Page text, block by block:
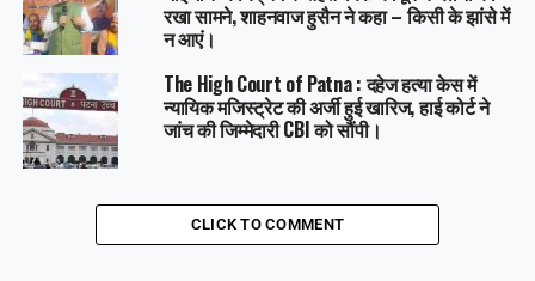
रखा सामने, शाहनवाज हुसैन ने कहा – किसी के झांसे में
न आएं।
The High Court of Patna : दहेज हत्या केस में
न्यायिक मजिस्ट्रेट की अर्जी हुई खारिज, हाई कोर्ट ने
जांच की जिम्मेदारी CBI को सौंपी।
CLICK TO COMMENT